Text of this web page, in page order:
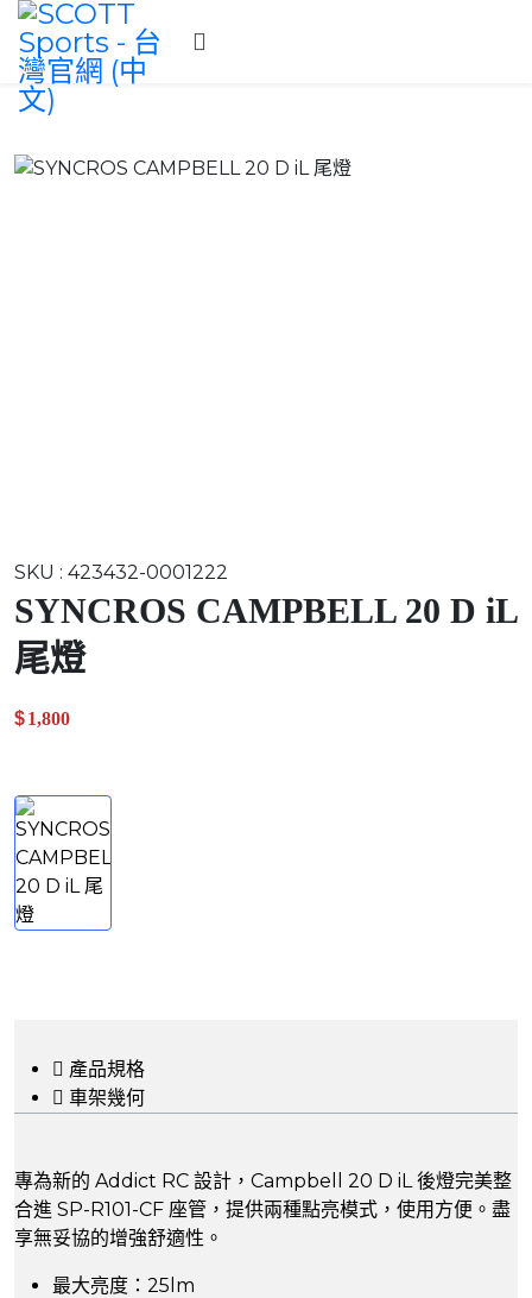
SKU : 423432-0001222
SYNCROS CAMPBELL 20 D iL
尾燈
$1,800
產品規格
車架幾何
專為新的 Addict RC 設計，Campbell 20 D iL 後燈完美整
合進 SP-R101-CF 座管，提供兩種點亮模式，使用方便。盡
享無妥協的增強舒適性。
最大亮度：25lm